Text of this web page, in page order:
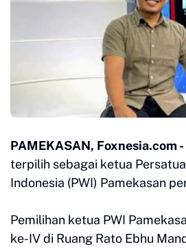
PAMEKASAN, Foxnesia.com -
terpilih sebagai ketua
Indonesia (PWI) Pamekasan
Pemilihan ketua PWI
ke-IV di Ruang Rato Ebhu